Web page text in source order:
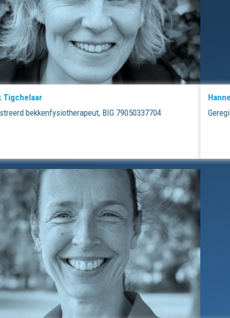
Hanneke Vos
Geregistreerd kinderfysiotherapeut, BIG 09060194004